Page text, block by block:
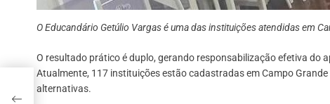
O Educandário Getúlio Vargas é uma das instituições atendidas em
O resultado prático é duplo, gerando responsabilização efetiva do
Atualmente, 117 instituições estão cadastradas em Campo
alternativas.
e